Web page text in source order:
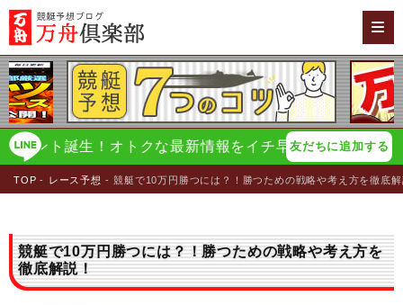
誕生！オトクな最新情報をイチ早く配信！ 万舟倶楽部
友だちに追加する
TOP レース予想 競艇で10万円勝つには？！勝つための戦略や考え方を徹底
競艇で10万円勝つには？！勝つための戦略や考え方を
徹底解説！